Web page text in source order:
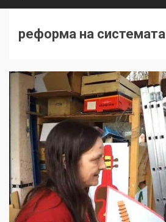
реформа на системата